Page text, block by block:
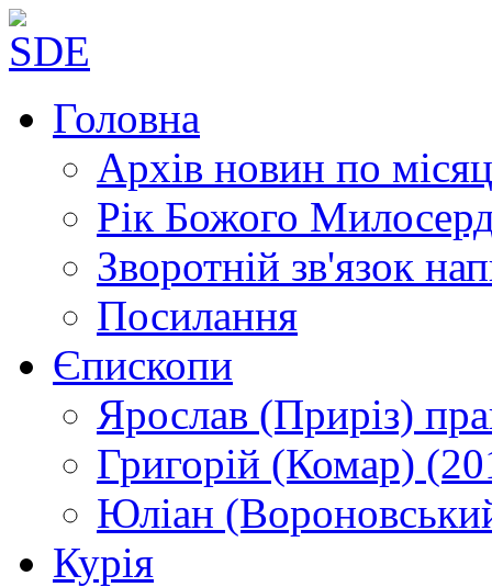
Головна
Архів новин по
Рік Божого
Зворотній зв'язок
Посилання
Єпископи
Ярослав (Приріз)
Григорій (Комар)
Юліан
Курія